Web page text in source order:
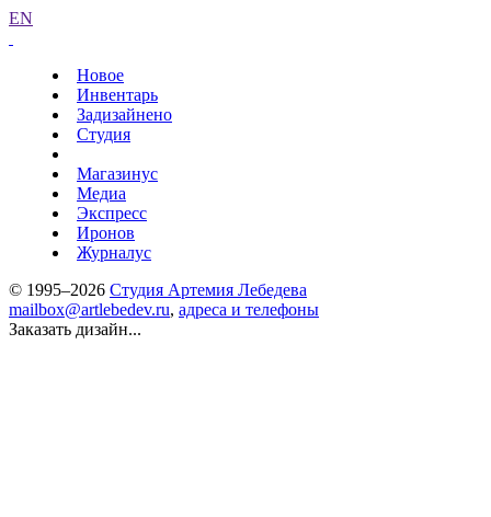
EN
Новое
Инвентарь
Задизайнено
Студия
Магазинус
Медиа
Экспресс
Иронов
Журналус
© 1995–2026 Студия Артемия Лебедева
mailbox@artlebedev.ru, адреса и телефоны
Заказать дизайн...